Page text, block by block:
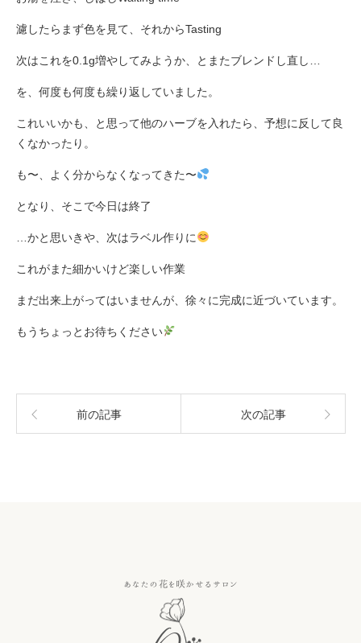
濾したらまず色を見て、それからTasting
次はこれを0.1g増やしてみようか、とまたブレンドし直し…
を、何度も何度も繰り返していました。
これいいかも、と思って他のハーブを入れたら、予想に反して良
くなかったり。
も〜、よく分からなくなってきた〜
となり、そこで今日は終了
…かと思いきや、次はラベル作りに
これがまた細かいけど楽しい作業
まだ出来上がってはいませんが、徐々に完成に近づいています。
もうちょっとお待ちください
前の記事 次の記事